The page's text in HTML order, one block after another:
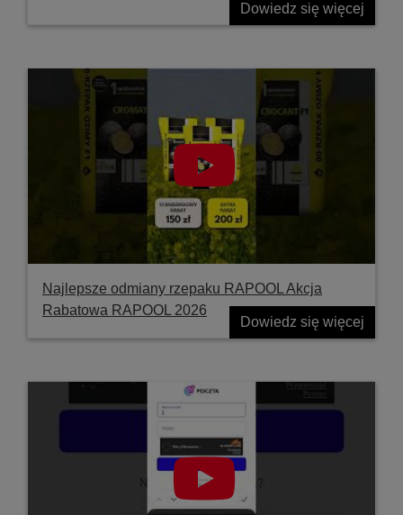
Dowiedz się więcej
Najlepsze odmiany rzepaku RAPOOL Akcja
Rabatowa RAPOOL 2026
Dowiedz się więcej